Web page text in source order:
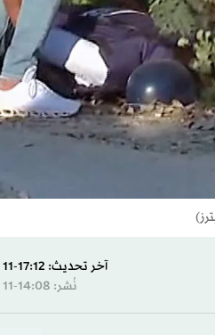
آخر تحديث: 17:12-11 مايو 2022 م ـ 10 شوّال 1443 هـ
نُشر: 14:08-11 مايو 2022 م ـ 10 شوّال 1443 هـ